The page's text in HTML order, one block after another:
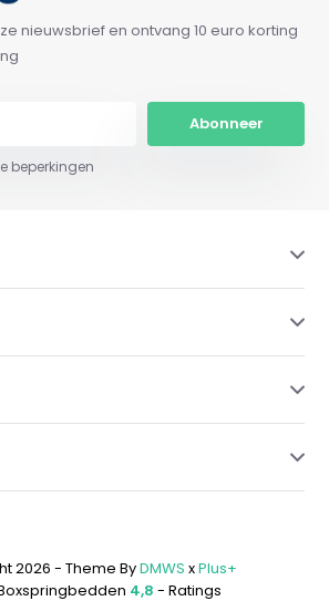
nieuwsbrief en ontvang 10 euro korting
Abonneer
beperkingen
2026 - Theme ByDMWS xPlus+
4,8 - Ratings